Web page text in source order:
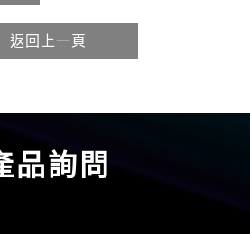
返回上一頁
品詢問